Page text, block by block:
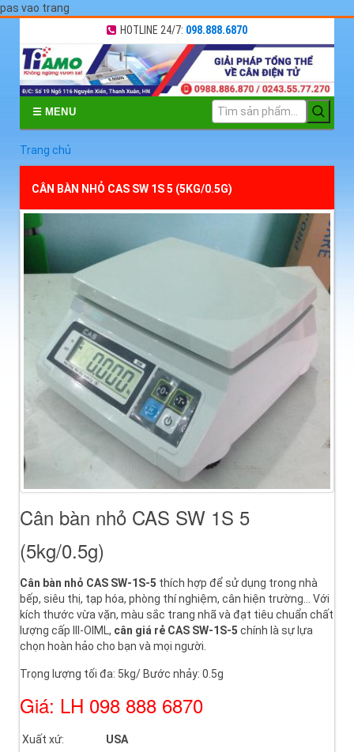
pas vao trang
HOTLINE 24/7: 098.888.6870
☰ MENU
Trang chủ
CÂN BÀN NHỎ CAS SW 1S 5 (5KG/0.5G)
Cân bàn nhỏ CAS SW 1S 5
(5kg/0.5g)
Cân bàn nhỏ CAS SW-1S-5 thích hợp để sử dụng trong nhà
bếp, siêu thị, tạp hóa, phòng thí nghiệm, cân hiện trường… Với
kích thước vừa vặn, màu sắc trang nhã và đạt tiêu chuẩn chất
lượng cấp III-OIML, cân giá rẻ CAS SW-1S-5 chính là sự lựa
chọn hoàn hảo cho bạn và mọi người.
Trọng lượng tối đa: 5kg/ Bước nhảy: 0.5g
Giá: LH 098 888 6870
Xuất xứ:
USA